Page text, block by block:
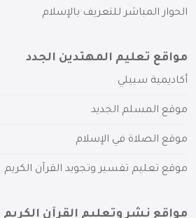
الحوار المباشر للتعريف بالإسلام
مواقع تعليم المهتدين الجدد
أكاديمية سبيلي
موقع المسلم الجديد
موقع الصلاة في الإسلام
موقع تعليم تفسير وتجويد القرآن الكريم
مواقع نشر وتعليم القرآن الكريم